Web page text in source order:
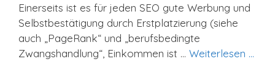
Einerseits ist es für jeden SEO gute Werbung und
Selbstbestätigung durch Erstplatzierung (siehe
auch „PageRank“ und „berufsbedingte
Zwangshandlung“, Einkommen ist … Weiterlesen …